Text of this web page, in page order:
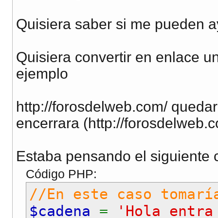
Quisiera saber si me pueden
Quisiera convertir en enlace
ejemplo
http://forosdelweb.com/
encerrara (http://
Estaba pensando el siguiente
Código PHP:
//En este caso
$cadena =
'Hola